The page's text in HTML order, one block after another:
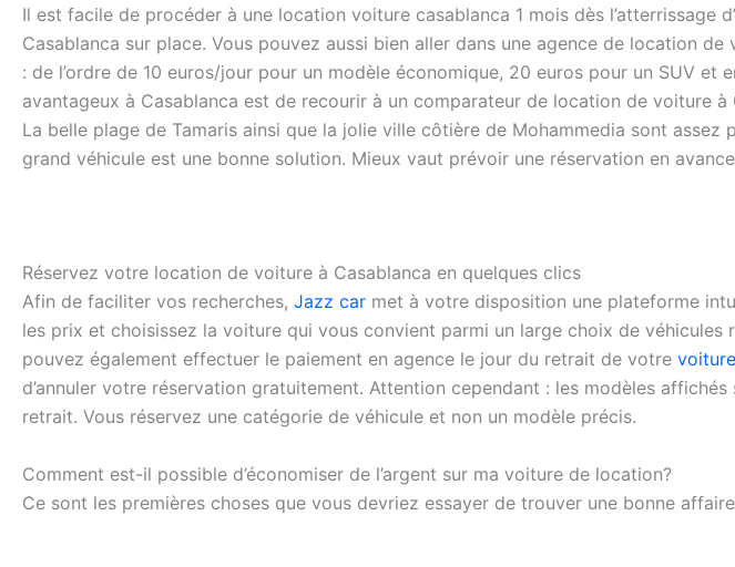
Il est facile de procéder à une location voiture casablanca 1 mois dès
Casablanca sur place. Vous pouvez aussi bien aller dans une agence de location
: de l’ordre de 10 euros/jour pour un modèle économique, 20 euros pour un SUV
avantageux à Casablanca est de recourir à un comparateur de location de voiture à
La belle plage de Tamaris ainsi que la jolie ville côtière de Mohammedia sont
grand véhicule est une bonne solution. Mieux vaut prévoir une réservation en
Réservez votre location de voiture à Casablanca en quelques clics
Afin de faciliter vos recherches, Jazz car met à votre disposition une plateforme
les prix et choisissez la voiture qui vous convient parmi un large choix de
pouvez également effectuer le paiement en agence le jour du retrait de votre
d’annuler votre réservation gratuitement. Attention cependant : les modèles
retrait. Vous réservez une catégorie de véhicule et non un modèle précis.
Comment est-il possible d’économiser de l’argent sur ma voiture de location?
Ce sont les premières choses que vous devriez essayer de trouver une bonne